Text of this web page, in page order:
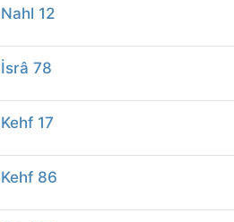
Nahl 12
İsrâ 78
Kehf 17
Kehf 86